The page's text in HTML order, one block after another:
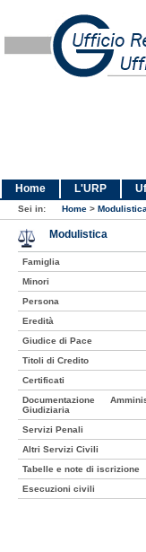
Home L'URP
Sei in: Home > Modulistica
Modulistica
Famiglia
Minori
Persona
Eredità
Giudice di Pace
Titoli di Credito
Certificati
Documentazione
Giudiziaria
Servizi Penali
Altri Servizi Civili
Tabelle e note di iscrizione
Esecuzioni civili